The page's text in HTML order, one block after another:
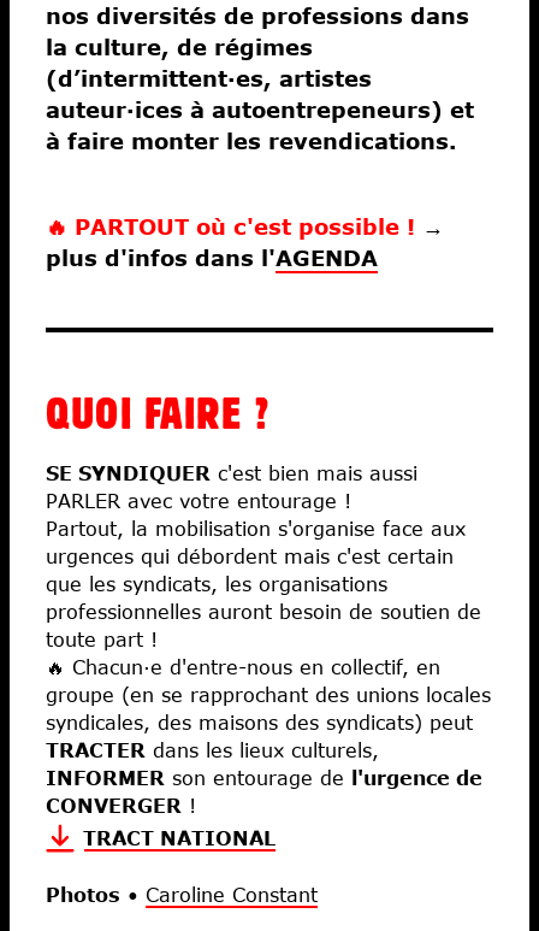
nos diversités de professions dans
la culture, de régimes
(d’intermittent·es, artistes
auteur·ices à autoentrepeneurs) et
à faire monter les revendications.
🔥 PARTOUT où c'est possible ! →
plus d'infos dans l'AGENDA
QUOI FAIRE ?
SE SYNDIQUER c'est bien mais aussi
PARLER avec votre entourage !
Partout, la mobilisation s'organise face aux
urgences qui débordent mais c'est certain
que les syndicats, les organisations
professionnelles auront besoin de soutien de
toute part !
🔥 Chacun·e d'entre-nous en collectif, en
groupe (en se rapprochant des unions locales
syndicales, des maisons des syndicats) peut
TRACTER dans les lieux culturels,
INFORMER son entourage de l'urgence de
CONVERGER !
TRACT NATIONAL
Photos • Caroline Constant